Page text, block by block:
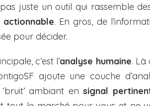
pas juste un outil qui rassemble
. En gros, de
pour décider.
c’est l’analyse humaine. Là
ajoute une couche
ambiant ensignal